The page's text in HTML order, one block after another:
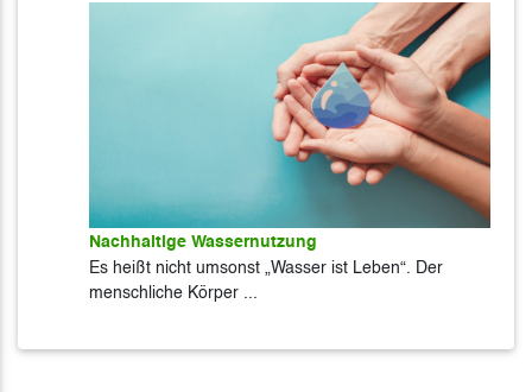
Nachhaltige Wassernutzung
Es heißt nicht umsonst „Wasser ist Leben“. Der
menschliche Körper ...